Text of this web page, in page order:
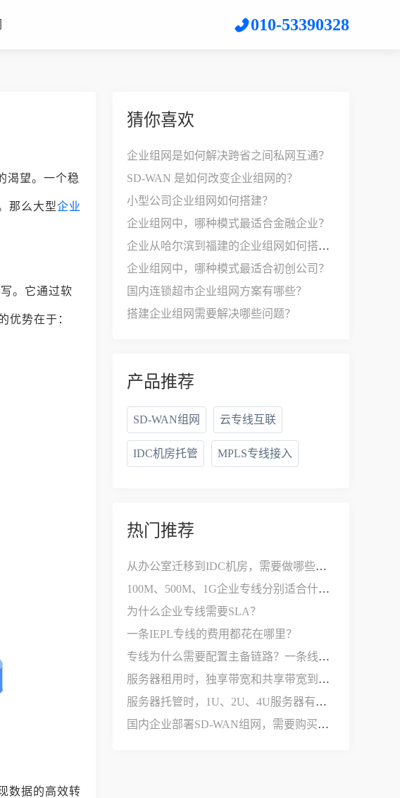
010-53390328
渴望。一个稳
那么大型企业
。它通过软
优势在于：
数据的高效转
猜你喜欢
企业组网是如何解决跨省之间私网互通？
SD-WAN 是如何改变企业组网的？
小型公司企业组网如何搭建？
企业组网中，哪种模式最适合金融企业？
企业从哈尔滨到福建的企业组网如何搭建？
企业组网中，哪种模式最适合初创公司？
国内连锁超市企业组网方案有哪些？
搭建企业组网需要解决哪些问题？
产品推荐
SD-WAN组网 云专线互联
IDC机房托管 MPLS专线接入
热门推荐
从办公室迁移到IDC机房，需要做哪些网络改造？
100M、500M、1G企业专线分别适合什么公司？
为什么企业专线需要SLA？
一条IEPL专线的费用都花在哪里？
专线为什么需要配置主备链路？一条线路不够用吗？
服务器租用时，独享带宽和共享带宽到底有什么区别？
服务器托管时，1U、2U、4U服务器有什么区别？
国内企业部署SD-WAN组网，需要购买哪些设备和服务？